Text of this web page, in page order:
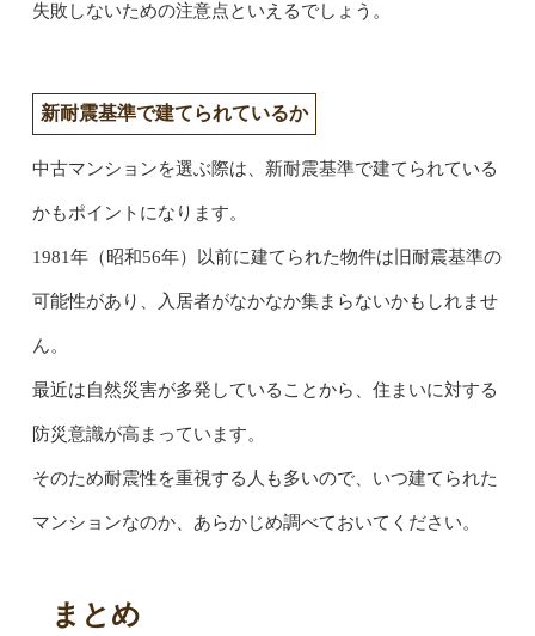
失敗しないための注意点といえるでしょう。
新耐震基準で建てられているか
中古マンションを選ぶ際は、新耐震基準で建てられている
かもポイントになります。
1981年（昭和56年）以前に建てられた物件は旧耐震基準の
可能性があり、入居者がなかなか集まらないかもしれませ
ん。
最近は自然災害が多発していることから、住まいに対する
防災意識が高まっています。
そのため耐震性を重視する人も多いので、いつ建てられた
マンションなのか、あらかじめ調べておいてください。
まとめ